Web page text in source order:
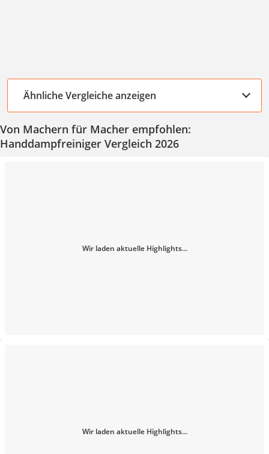
Ähnliche Vergleiche anzeigen
Von Machern für Macher empfohlen:
Handdampfreiniger Vergleich 2026
Wir laden aktuelle Highlights...
Wir laden aktuelle Highlights...